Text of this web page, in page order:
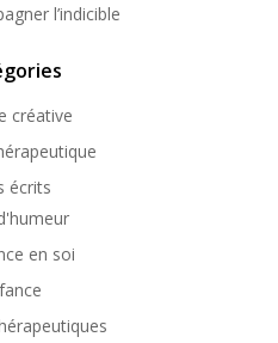
l’indicible
créative
écrits
en soi